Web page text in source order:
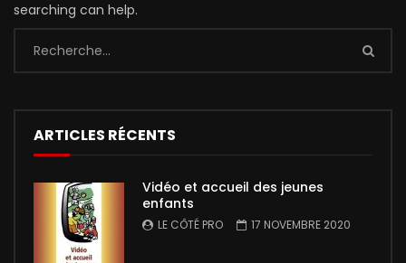
searching can help.
ARTICLES RÉCENTS
Vidéo et accueil des jeunes
enfants
LE CÔTÉ PRO 17 NOVEMBRE 2020